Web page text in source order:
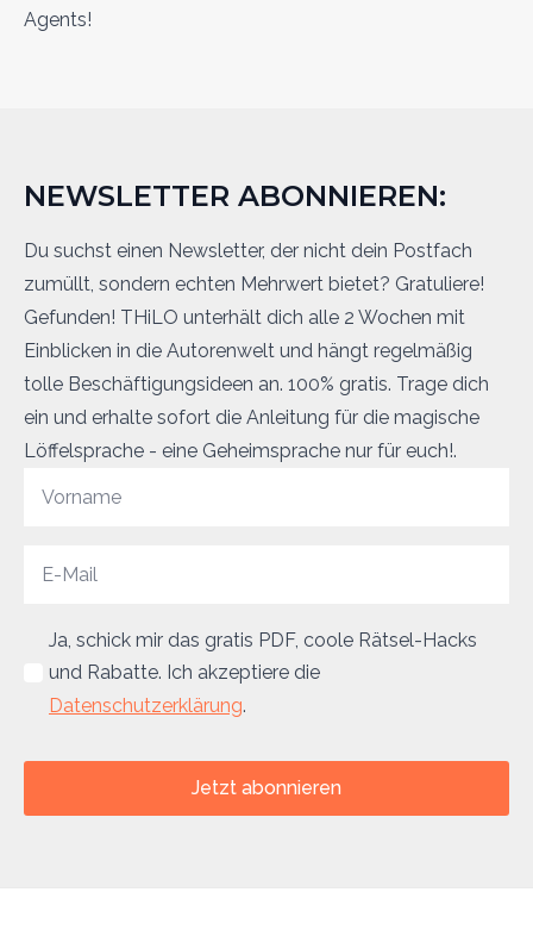
Agents!
NEWSLETTER ABONNIEREN:
Du suchst einen Newsletter, der nicht dein Postfach
zumüllt, sondern echten Mehrwert bietet? Gratuliere!
Gefunden! THiLO unterhält dich alle 2 Wochen mit
Einblicken in die Autorenwelt und hängt regelmäßig
tolle Beschäftigungsideen an. 100% gratis. Trage dich
ein und erhalte sofort die Anleitung für die magische
Löffelsprache - eine Geheimsprache nur für euch!.
Ja, schick mir das gratis PDF, coole Rätsel-Hacks
und Rabatte. Ich akzeptiere die
Datenschutzerklärung.
Jetzt abonnieren